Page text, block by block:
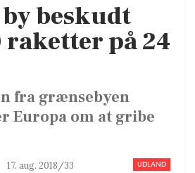
beskudt
raketter på 24
fra grænsebyen
Europa om at gribe
UDLAND
17. aug. 2018/33